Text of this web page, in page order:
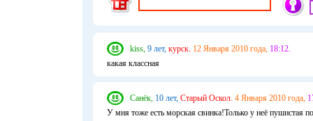
kiss, 9 лет, курск. 12 Января 2010 года, 18:12.
какая классная
Санёк, 10 лет, Старый Оскол. 4 Января 2010 года,
У мня тоже есть морская свинка!Только у неё пушистая